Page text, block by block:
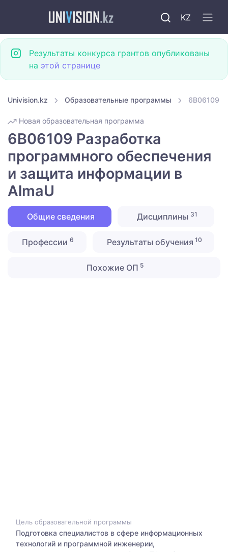
KZ
Результаты конкурса грантов опубликованы
на этой странице
Univision.kz Образовательные программы 6B06109
Новая образовательная программа
6B06109 Разработка
программного обеспечения
и защита информации в
AlmaU
Общие сведения Дисциплины 31
Профессии6 Результаты обучения 10
Похожие ОП 5
Цель образовательной программы
Подготовка специалистов в сфере информационных
технологий и программной инженерии,